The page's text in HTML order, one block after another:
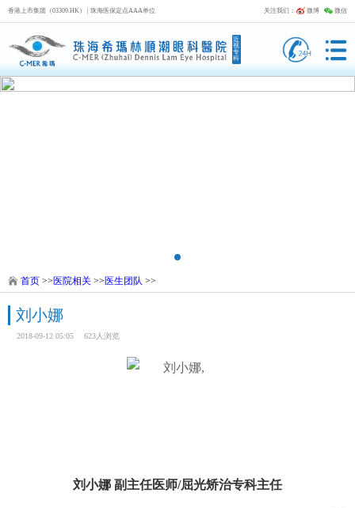
香港上市集团（03309.HK） | 珠海医保定点AAA单位 关注我们： 微博 微信
近
视
专
科
首页 >>医院相关 >>医生团队 >>
刘小娜
2018-09-12 05:05 623人浏览
刘小娜 副主任医师/屈光矫治专科主任